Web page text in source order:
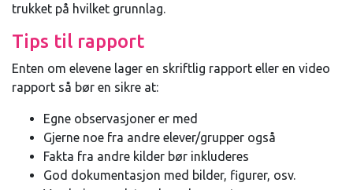
trukket på hvilket grunnlag.
Tips til rapport
Enten om elevene lager en skriftlig rapport eller en video
rapport så bør en sikre at:
Egne observasjoner er med
Gjerne noe fra andre elever/grupper også
Fakta fra andre kilder bør inkluderes
God dokumentasjon med bilder, figurer, osv.